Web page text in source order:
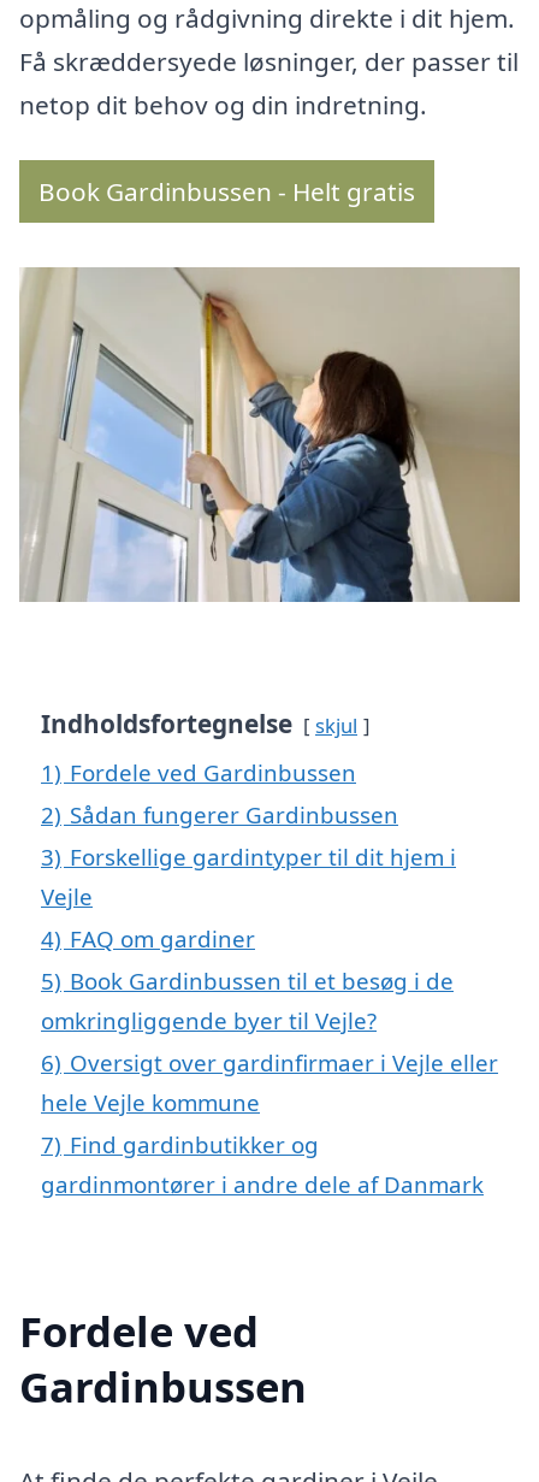
opmåling og rådgivning direkte i dit hjem.
Få skræddersyede løsninger, der passer til
netop dit behov og din indretning.
Book Gardinbussen - Helt gratis
Indholdsfortegnelse skjul
1) Fordele ved Gardinbussen
2) Sådan fungerer Gardinbussen
3) Forskellige gardintyper til dit hjem i
Vejle
4) FAQ om gardiner
5) Book Gardinbussen til et besøg i de
omkringliggende byer til Vejle?
6) Oversigt over gardinfirmaer i Vejle eller
hele Vejle kommune
7) Find gardinbutikker og
gardinmontører i andre dele af Danmark
Fordele ved
Gardinbussen